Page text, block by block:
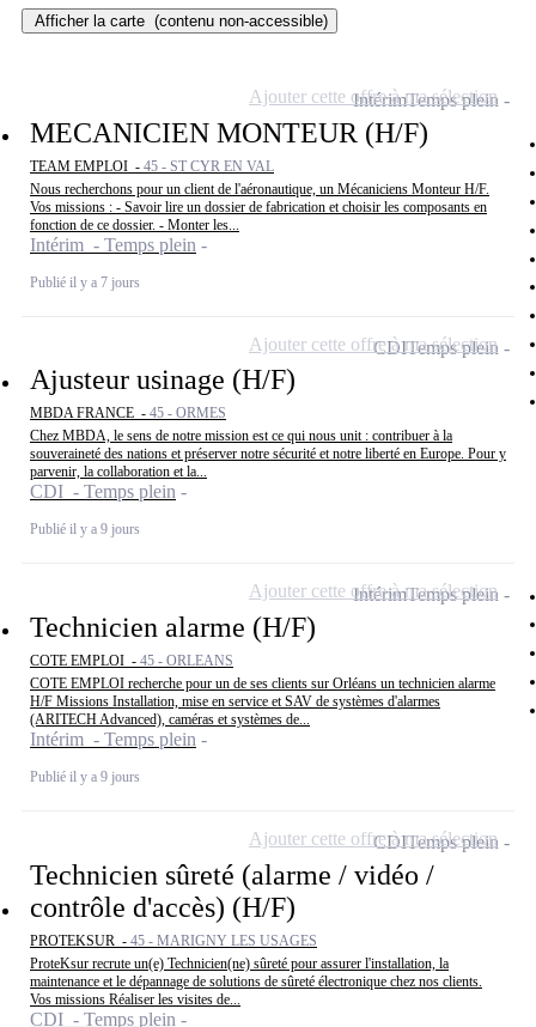
Afficher la carte (contenu non-accessible)
MECANICIEN MONTEUR (H/F)
TEAM EMPLOI - 45 - ST CYR EN VAL
Nous recherchons pour un client de l'aéronautique, un Mécaniciens Monteur H/F.
Vos missions : - Savoir lire un dossier de fabrication et choisir les composants en
fonction de ce dossier. - Monter les...
Intérim - Temps plein
Publié il y a 7 jours
IntérimTemps plein
Ajouter cette offre à ma sélection
Ajusteur usinage (H/F)
MBDA FRANCE - 45 - ORMES
Chez MBDA, le sens de notre mission est ce qui nous unit : contribuer à la
souveraineté des nations et préserver notre sécurité et notre liberté en Europe. Pour y
parvenir, la collaboration et la...
CDI - Temps plein
Publié il y a 9 jours
CDITemps plein
Ajouter cette offre à ma sélection
Technicien alarme (H/F)
COTE EMPLOI - 45 - ORLEANS
COTE EMPLOI recherche pour un de ses clients sur Orléans un technicien alarme
H/F Missions Installation, mise en service et SAV de systèmes d'alarmes
(ARITECH Advanced), caméras et systèmes de...
Intérim - Temps plein
Publié il y a 9 jours
IntérimTemps plein
Ajouter cette offre à ma sélection
Technicien sûreté (alarme / vidéo /
contrôle d'accès) (H/F)
PROTEKSUR - 45 - MARIGNY LES USAGES
ProteKsur recrute un(e) Technicien(ne) sûreté pour assurer l'installation, la
maintenance et le dépannage de solutions de sûreté électronique chez nos clients.
Vos missions Réaliser les visites de...
CDI - Temps plein
CDITemps plein
Ajouter cette offre à ma sélection